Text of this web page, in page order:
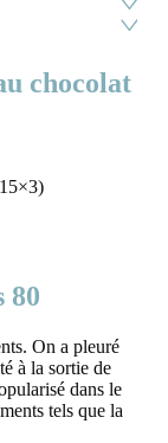
chocolat
80
On a pleuré
à la sortie de
dans le
tels que la